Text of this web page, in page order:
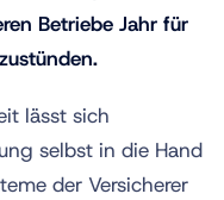
Betriebe Jahr für
lässt sich
selbst in die Hand
der Versicherer